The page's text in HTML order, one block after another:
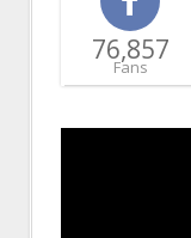
76,857
Fans